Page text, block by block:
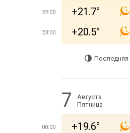
22:00 +21.7°
23:00 +20.5°
Последняя
7
Августа
Пятница
00:00 +19.6°